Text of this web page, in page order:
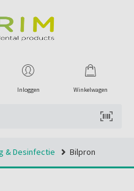
Winkelwagen
Inloggen
& Desinfectie Bilpron